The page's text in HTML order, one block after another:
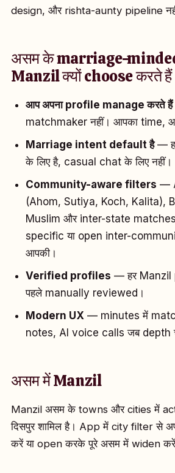
design, और rishta-aunty pipeline
असम के marriage-
Manzil क्यों choose करते हैं
आप अपना profile manage करते हैं
matchmaker नहीं। आपका time,
Marriage intent default है—
के लिए है, casual chat के लिए नहीं।
Community-aware filters —
(Ahom, Sutiya, Koch, Kalita),
Muslim और inter-state
specific या open inter-
आपकी।
Verified profiles — हर Manzil
पहले manually reviewed।
Modern UX — minutes में
notes, AI voice calls जब depth
असम में Manzil
Manzil असम के towns और cities में
दिसपुर शामिल है। App में city filter से
करें या open करके पूरे असम में widen